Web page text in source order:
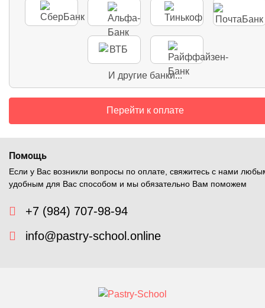
И другие банки...
Перейти к оплате
Помощь
Если у Вас возникли вопросы по оплате, свяжитесь с нами
удобным для Вас способом и мы обязательно Вам поможем
+7 (984) 707-98-94
info@pastry-school.online